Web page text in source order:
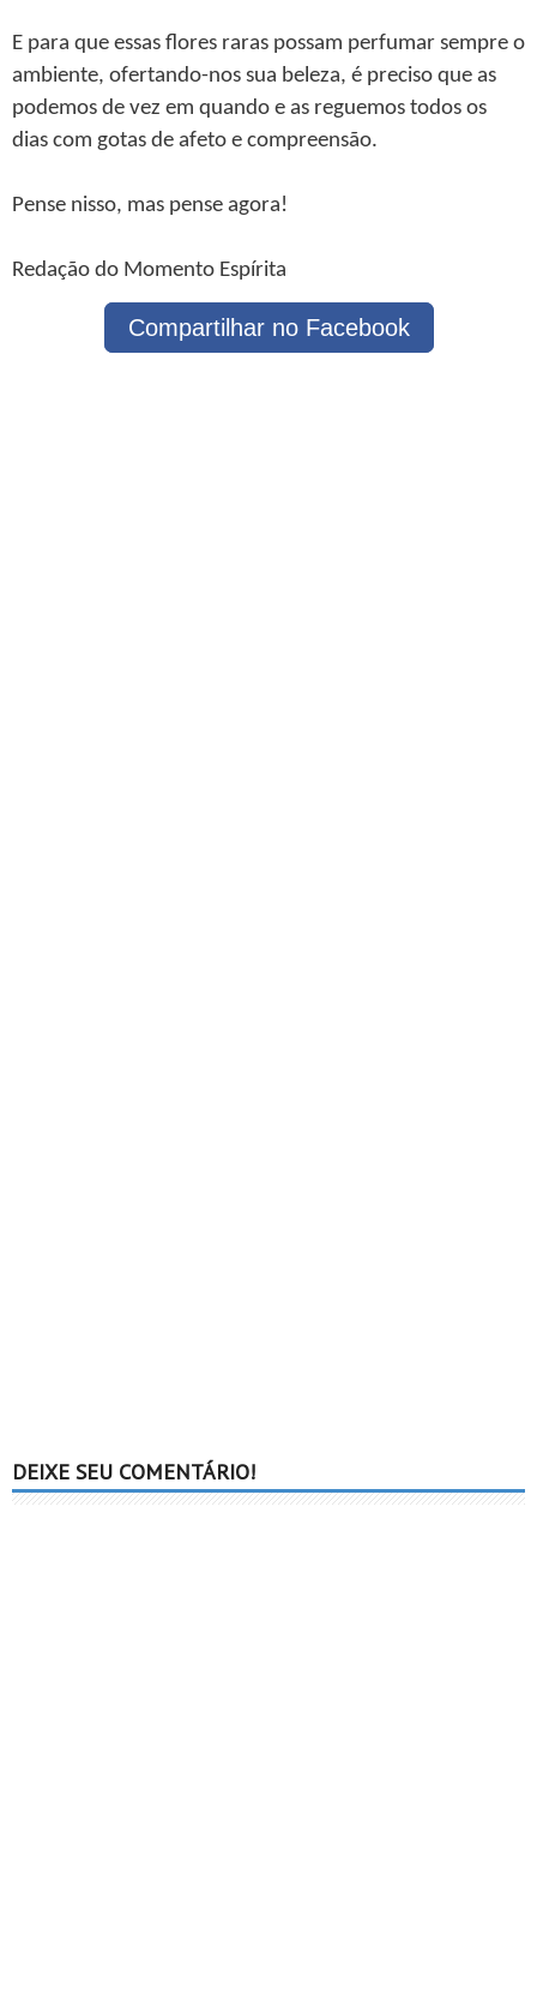
E para que essas flores raras possam perfumar sempre o
ambiente, ofertando-nos sua beleza, é preciso que as
podemos de vez em quando e as reguemos todos os
dias com gotas de afeto e compreensão.
Pense nisso, mas pense agora!
Redação do Momento Espírita
Compartilhar no Facebook
DEIXE SEU COMENTÁRIO!